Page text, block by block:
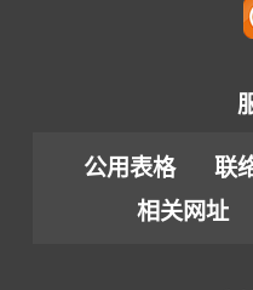
公用表格 联
相关网址